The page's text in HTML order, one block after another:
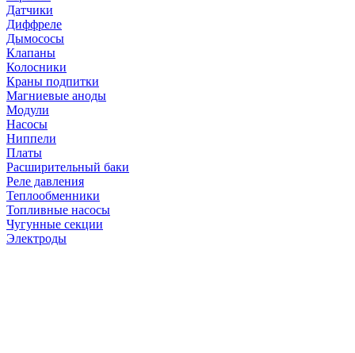
Датчики
Диффреле
Дымососы
Клапаны
Колосники
Краны подпитки
Магниевые аноды
Модули
Насосы
Ниппели
Платы
Расширительный баки
Реле давления
Теплообменники
Топливные насосы
Чугунные секции
Электроды